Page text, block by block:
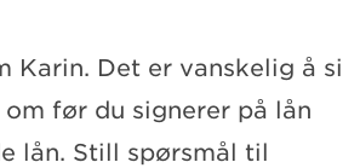
Karin. Det er vanskelig å si
før du signerer på lån
lån. Still spørsmål til